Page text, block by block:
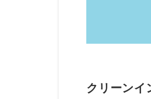
クリーンイ